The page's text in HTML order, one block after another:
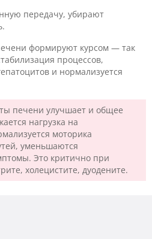
передачу, убирают
формируют курсом — так
процессов,
и нормализуется
печени улучшает и общее
нагрузка на
моторика
уменьшаются
Это критично при
холецистите, дуодените.